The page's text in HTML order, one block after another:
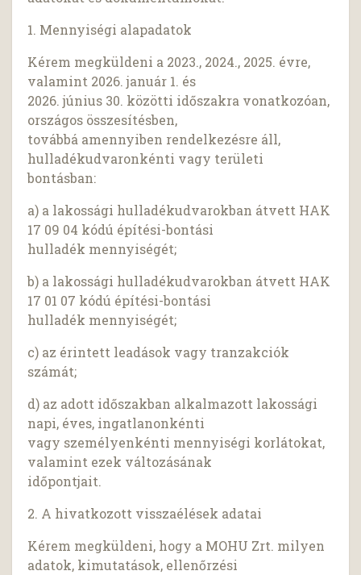
1. Mennyiségi alapadatok
Kérem megküldeni a 2023., 2024., 2025. évre,
valamint 2026. január 1. és
2026. június 30. közötti időszakra vonatkozóan,
országos összesítésben,
továbbá amennyiben rendelkezésre áll,
hulladékudvaronkénti vagy területi
bontásban:
a) a lakossági hulladékudvarokban átvett HAK
17 09 04 kódú építési-bontási
hulladék mennyiségét;
b) a lakossági hulladékudvarokban átvett HAK
17 01 07 kódú építési-bontási
hulladék mennyiségét;
c) az érintett leadások vagy tranzakciók
számát;
d) az adott időszakban alkalmazott lakossági
napi, éves, ingatlanonkénti
vagy személyenkénti mennyiségi korlátokat,
valamint ezek változásának
időpontjait.
2. A hivatkozott visszaélések adatai
Kérem megküldeni, hogy a MOHU Zrt. milyen
adatok, kimutatások, ellenőrzési